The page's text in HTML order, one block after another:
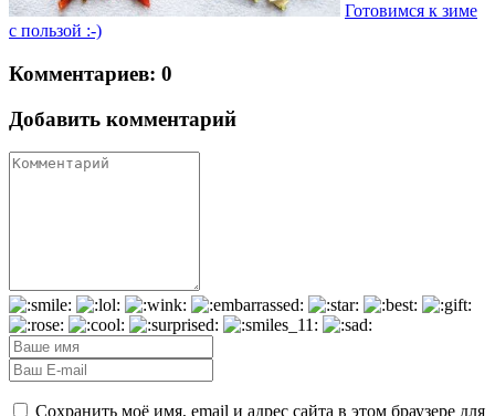
Готовимся к зиме
с пользой :-)
Комментариев: 0
Добавить комментарий
Сохранить моё имя, email и адрес сайта в этом браузере для